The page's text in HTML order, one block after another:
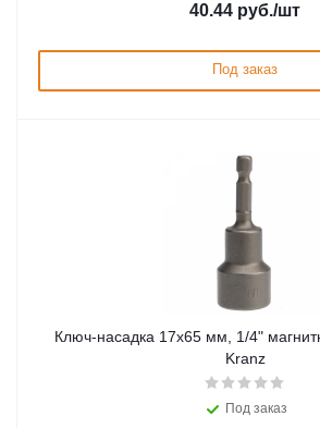
40.44 руб./шт
Под заказ
Ключ-насадка 17х65 мм, 1/4"
Kranz
Под заказ